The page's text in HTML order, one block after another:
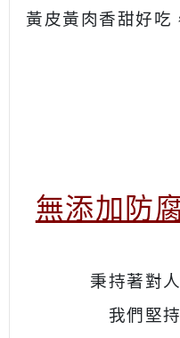
黃皮黃肉香甜好吃
無添加防
秉持著對
我們堅